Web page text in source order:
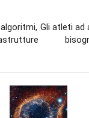
Gli atleti ad